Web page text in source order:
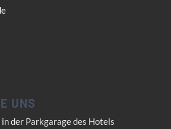
UNS
in der Parkgarage des Hotels